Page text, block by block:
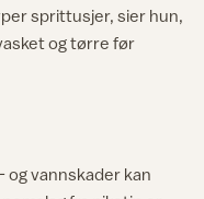
sprittusjer, sier hun,
og tørre før
og vannskader kan